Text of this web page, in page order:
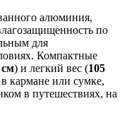
алюминия,
по
для
Компактные
см) и легкий вес (105
кармане или сумке,
в путешествиях, на